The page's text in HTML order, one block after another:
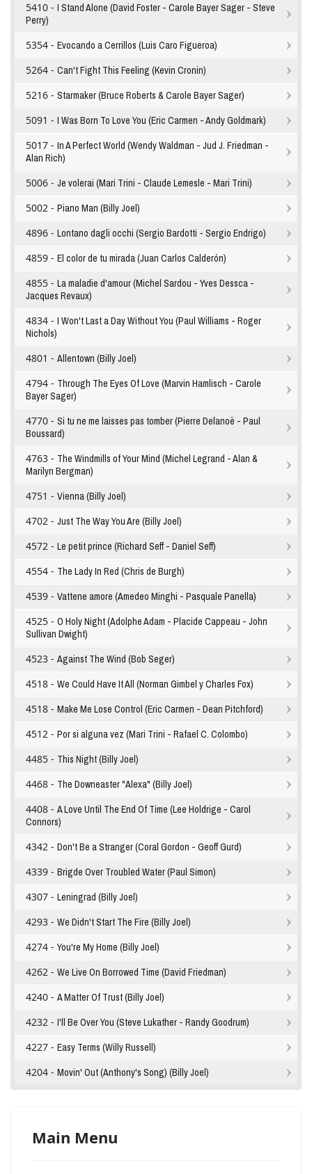
5410 - I Stand Alone (David Foster - Carole Bayer Sager - Steve
Perry)
5354 - Evocando a Cerrillos (Luis Caro Figueroa)
5264 - Can't Fight This Feeling (Kevin Cronin)
5216 - Starmaker (Bruce Roberts & Carole Bayer Sager)
5091 - I Was Born To Love You (Eric Carmen - Andy Goldmark)
5017 - In A Perfect World (Wendy Waldman - Jud J. Friedman -
Alan Rich)
5006 - Je volerai (Mari Trini - Claude Lemesle - Mari Trini)
5002 - Piano Man (Billy Joel)
4896 - Lontano dagli occhi (Sergio Bardotti - Sergio Endrigo)
4859 - El color de tu mirada (Juan Carlos Calderón)
4855 - La maladie d'amour (Michel Sardou - Yves Dessca -
Jacques Revaux)
4834 - I Won't Last a Day Without You (Paul Williams - Roger
Nichols)
4801 - Allentown (Billy Joel)
4794 - Through The Eyes Of Love (Marvin Hamlisch - Carole
Bayer Sager)
4770 - Si tu ne me laisses pas tomber (Pierre Delanoë - Paul
Boussard)
4763 - The Windmills of Your Mind (Michel Legrand - Alan &
Marilyn Bergman)
4751 - Vienna (Billy Joel)
4702 - Just The Way You Are (Billy Joel)
4572 - Le petit prince (Richard Seff - Daniel Seff)
4554 - The Lady In Red (Chris de Burgh)
4539 - Vattene amore (Amedeo Minghi - Pasquale Panella)
4525 - O Holy Night (Adolphe Adam - Placide Cappeau - John
Sullivan Dwight)
4523 - Against The Wind (Bob Seger)
4518 - We Could Have It All (Norman Gimbel y Charles Fox)
4518 - Make Me Lose Control (Eric Carmen - Dean Pitchford)
4512 - Por si alguna vez (Mari Trini - Rafael C. Colombo)
4485 - This Night (Billy Joel)
4468 - The Downeaster "Alexa" (Billy Joel)
4408 - A Love Until The End Of Time (Lee Holdrige - Carol
Connors)
4342 - Don't Be a Stranger (Coral Gordon - Geoff Gurd)
4339 - Brigde Over Troubled Water (Paul Simon)
4307 - Leningrad (Billy Joel)
4293 - We Didn't Start The Fire (Billy Joel)
4274 - You're My Home (Billy Joel)
4262 - We Live On Borrowed Time (David Friedman)
4240 - A Matter Of Trust (Billy Joel)
4232 - I'll Be Over You (Steve Lukather - Randy Goodrum)
4227 - Easy Terms (Willy Russell)
4204 - Movin' Out (Anthony's Song) (Billy Joel)
Main Menu